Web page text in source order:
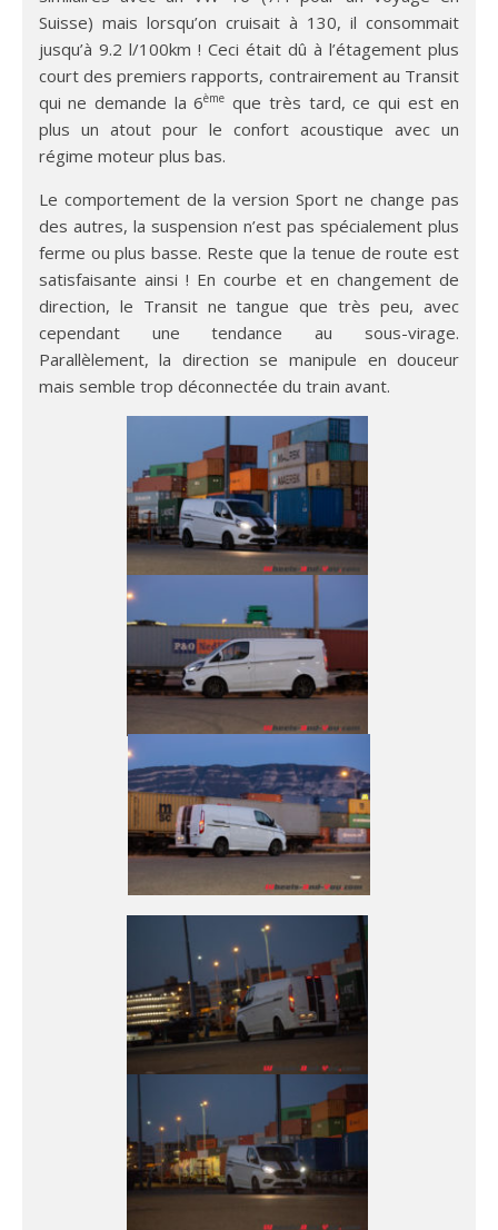
Suisse) mais lorsqu’on cruisait à 130, il consommait
jusqu’à 9.2 l/100km ! Ceci était dû à l’étagement plus
court des premiers rapports, contrairement au Transit
qui ne demande la 6ème que très tard, ce qui est en
plus un atout pour le confort acoustique avec un
régime moteur plus bas.
Le comportement de la version Sport ne change pas
des autres, la suspension n’est pas spécialement plus
ferme ou plus basse. Reste que la tenue de route est
satisfaisante ainsi ! En courbe et en changement de
direction, le Transit ne tangue que très peu, avec
cependant une tendance au sous-virage.
Parallèlement, la direction se manipule en douceur
mais semble trop déconnectée du train avant.